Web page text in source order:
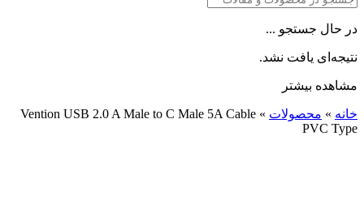
در حال جستجو ...
نتیجه‌ای یافت نشد.
مشاهده بیشتر
خانه » محصولات »
Vention USB 2.0 A Male to C Male 5A Cable
PVC Type